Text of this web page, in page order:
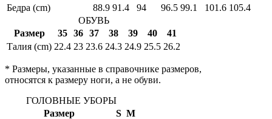
Бедра (cm)
88.9 91.4 94 96.5 99.1 101.6 105.4
ОБУВЬ
Размер
35 36 37 38 39 40
41
Талия (cm) 22.4 23 23.6 24.3 24.9 25.5 26.2
* Размеры, указанные в справочнике размеров,
относятся к размеру ноги, а не обуви.
ГОЛОВНЫЕ УБОРЫ
Размер
S M